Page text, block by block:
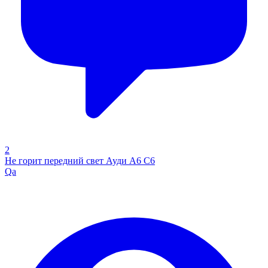
2
Не горит передний свет Ауди А6 С6
Qa